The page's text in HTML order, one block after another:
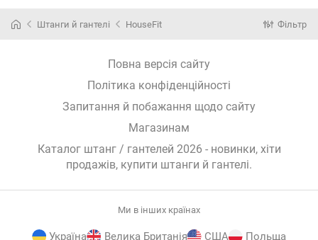
Штанги й гантелі HouseFit Фільтр
Повна версія сайту
Політика конфіденційності
Запитання й побажання щодо сайту
Магазинам
Каталог штанг / гантелей 2026 - новинки, хіти
продажів, купити штанги й гантелі.
Ми в інших країнах
Україна Велика Британія США Польща